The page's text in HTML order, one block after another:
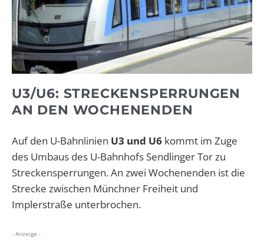
U3/U6: STRECKENSPERRUNGEN
AN DEN WOCHENENDEN
Auf den U-Bahnlinien U3 und U6 kommt im Zuge
des Umbaus des U-Bahnhofs Sendlinger Tor zu
Streckensperrungen. An zwei Wochenenden ist die
Strecke zwischen Münchner Freiheit und
Implerstraße unterbrochen.
- Anzeige -